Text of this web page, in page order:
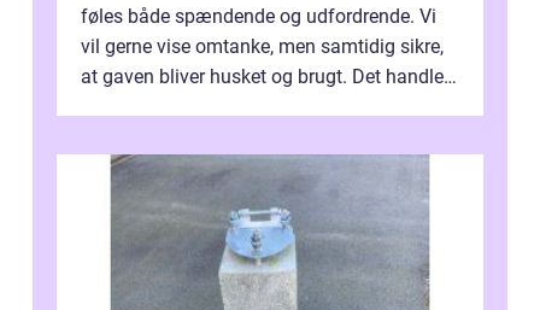
føles både spændende og udfordrende. Vi
vil gerne vise omtanke, men samtidig sikre,
at gaven bliver husket og brugt. Det handler